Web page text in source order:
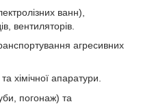
ванн),
вентиляторів.
агресивних
хімічної апаратури.
погонаж) та